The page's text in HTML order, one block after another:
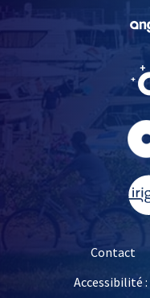
Contact
Accessibilité